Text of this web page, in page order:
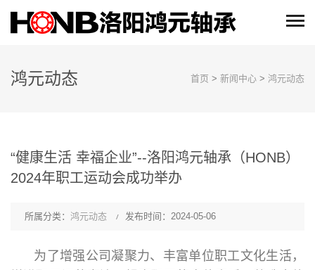
鸿元动态 首页 > 新闻中心 > 鸿元动态
“健康生活 幸福企业”--洛阳鸿元轴承（HONB）
2024年职工运动会成功举办
所属分类： 鸿元动态 发布时间：2024-05-06
为了增强公司凝聚力、丰富单位职工文化生活，